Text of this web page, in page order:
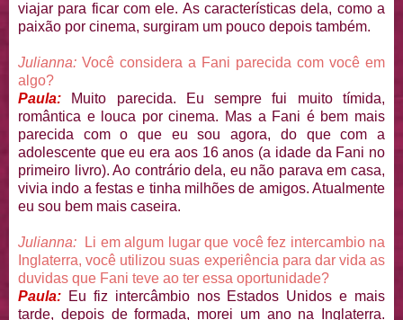
viajar para ficar com ele. As características dela, como a
paixão por cinema, surgiram um pouco depois também.
Julianna: Você considera a Fani parecida com você em
algo?
Paula:
Muito parecida. Eu sempre fui muito tímida,
romântica e louca por cinema. Mas a Fani é bem mais
parecida com o que eu sou agora, do que com a
adolescente que eu era aos 16 anos (a idade da Fani no
primeiro livro). Ao contrário dela, eu não parava em casa,
vivia indo a festas e tinha milhões de amigos. Atualmente
eu sou bem mais caseira.
Julianna: Li em algum lugar que você fez intercambio na
Inglaterra, você utilizou suas experiência para dar vida as
duvidas que Fani teve ao ter essa oportunidade?
Paula: Eu fiz intercâmbio nos Estados Unidos e mais
tarde, depois de formada, morei um ano na Inglaterra.